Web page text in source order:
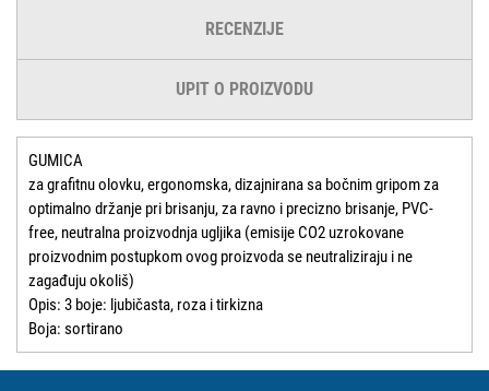
RECENZIJE
UPIT O PROIZVODU
GUMICA
za grafitnu olovku, ergonomska, dizajnirana sa bočnim gripom za
optimalno držanje pri brisanju, za ravno i precizno brisanje, PVC-
free, neutralna proizvodnja ugljika (emisije CO2 uzrokovane
proizvodnim postupkom ovog proizvoda se neutraliziraju i ne
zagađuju okoliš)
Opis: 3 boje: ljubičasta, roza i tirkizna
Boja: sortirano